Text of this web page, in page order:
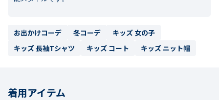
お出かけコーデ 冬コーデ
キッズ 女の子
キッズ 長袖Tシャツ
キッズ コート キッズ ニット帽
着用アイテム